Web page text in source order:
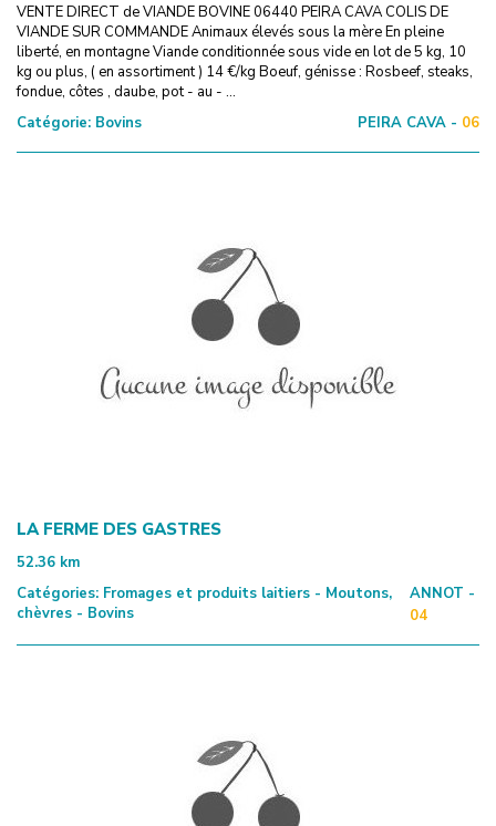
VENTE DIRECT de VIANDE BOVINE 06440 PEIRA CAVA COLIS DE
VIANDE SUR COMMANDE Animaux élevés sous la mère En pleine
liberté, en montagne Viande conditionnée sous vide en lot de 5 kg, 10
kg ou plus, ( en assortiment ) 14 €/kg Boeuf, génisse : Rosbeef, steaks,
fondue, côtes , daube, pot - au - ...
Catégorie: Bovins PEIRA CAVA - 06
LA FERME DES GASTRES
52.36 km
Catégories: Fromages et produits laitiers - Moutons,
chèvres - Bovins
ANNOT -
04